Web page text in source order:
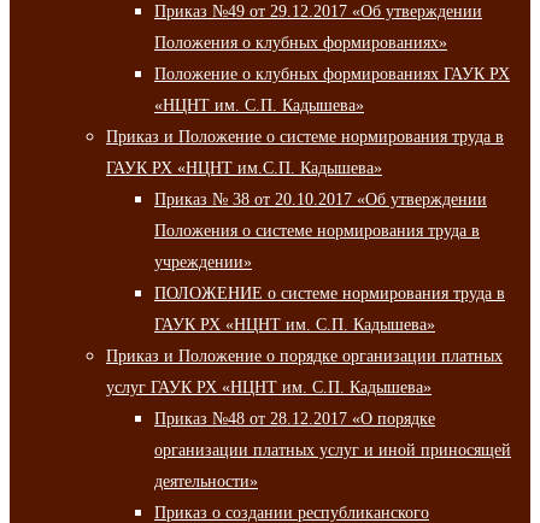
Приказ №49 от 29.12.2017 «Об утверждении
Положения о клубных формированиях»
Положение о клубных формированиях ГАУК РХ
«НЦНТ им. С.П. Кадышева»
Приказ и Положение о системе нормирования труда в
ГАУК РХ «НЦНТ им.С.П. Кадышева»
Приказ № 38 от 20.10.2017 «Об утверждении
Положения о системе нормирования труда в
учреждении»
ПОЛОЖЕНИЕ о системе нормирования труда в
ГАУК РХ «НЦНТ им. С.П. Кадышева»
Приказ и Положение о порядке организации платных
услуг ГАУК РХ «НЦНТ им. С.П. Кадышева»
Приказ №48 от 28.12.2017 «О порядке
организации платных услуг и иной приносящей
деятельности»
Приказ о создании республиканского